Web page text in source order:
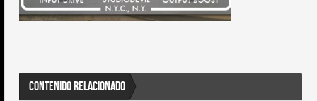
CONTENIDO RELACIONADO